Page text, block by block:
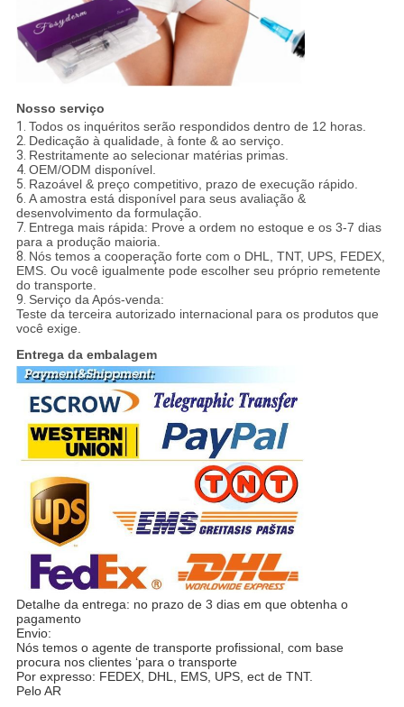
Nosso serviço
1. Todos os inquéritos serão respondidos dentro de 12 horas.
2. Dedicação à qualidade, à fonte & ao serviço.
3. Restritamente ao selecionar matérias primas.
4. OEM/ODM disponível.
5. Razoável & preço competitivo, prazo de execução rápido.
6. A amostra está disponível para seus avaliação &
desenvolvimento da formulação.
7. Entrega mais rápida: Prove a ordem no estoque e os 3-7 dias
para a produção maioria.
8. Nós temos a cooperação forte com o DHL, TNT, UPS, FEDEX,
EMS. Ou você igualmente pode escolher seu próprio remetente
do transporte.
9. Serviço da Após-venda:
Teste da terceira autorizado internacional para os produtos que
você exige.
Entrega da embalagem
Detalhe da entrega: no prazo de 3 dias em que obtenha o
pagamento
Envio:
Nós temos o agente de transporte profissional, com base
procura nos clientes ‘para o transporte
Por expresso: FEDEX, DHL, EMS, UPS, ect de TNT.
Pelo AR